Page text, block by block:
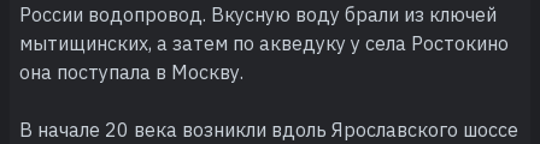
России водопровод. Вкусную воду брали из ключей
мытищинских, а затем по акведуку у села Ростокино
она поступала в Москву.
В начале 20 века возникли вдоль Ярославского шоссе